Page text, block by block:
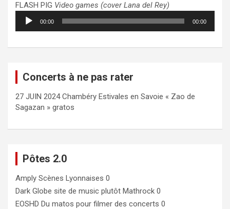
FLASH PIG Video games (cover Lana del Rey)
Lecteur
audio
00:00 00:00
Concerts à ne pas rater
27 JUIN 2024 Chambéry Estivales en Savoie « Zao de
Sagazan » gratos
Pôtes 2.0
Amply Scènes Lyonnaises 0
Dark Globe site de music plutôt Mathrock 0
EOSHD Du matos pour filmer des concerts 0